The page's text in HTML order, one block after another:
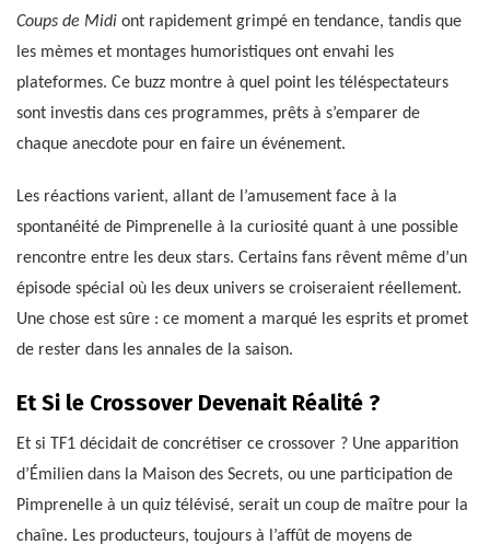
Coups de Midi ont rapidement grimpé en tendance, tandis que
les mèmes et montages humoristiques ont envahi les
plateformes. Ce buzz montre à quel point les téléspectateurs
sont investis dans ces programmes, prêts à s’emparer de
chaque anecdote pour en faire un événement.
Les réactions varient, allant de l’amusement face à la
spontanéité de Pimprenelle à la curiosité quant à une possible
rencontre entre les deux stars. Certains fans rêvent même d’un
épisode spécial où les deux univers se croiseraient réellement.
Une chose est sûre : ce moment a marqué les esprits et promet
de rester dans les annales de la saison.
Et Si le Crossover Devenait Réalité ?
Et si TF1 décidait de concrétiser ce crossover ? Une apparition
d’Émilien dans la Maison des Secrets, ou une participation de
Pimprenelle à un quiz télévisé, serait un coup de maître pour la
chaîne. Les producteurs, toujours à l’affût de moyens de